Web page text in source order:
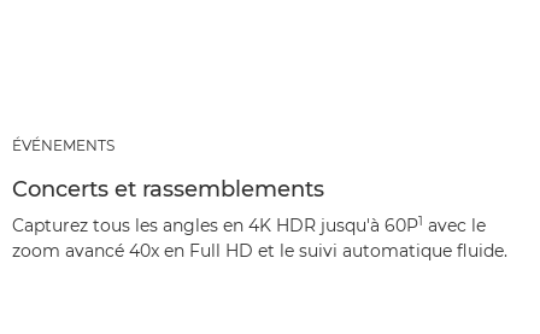
ÉVÉNEMENTS
Concerts et rassemblements
Capturez tous les angles en 4K HDR jusqu'à 60P1 avec le
zoom avancé 40x en Full HD et le suivi automatique fluide.